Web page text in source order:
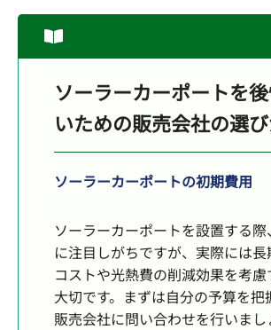
ソーラーカーポートを
いための販売会社の選
ソーラーカーポートの初期費用
ソーラーカーポートを設置する
に注目しがちですが、実際には
コストや光熱費の削減効果を考
大切です。まずは自分の予算を把
販売会社に問い合わせを行いまし